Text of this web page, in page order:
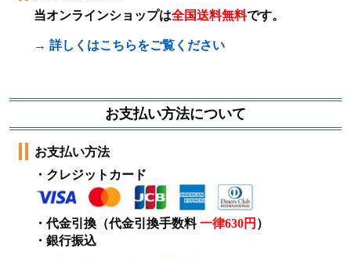
当オンラインショップは全国送料無料です。
→ 詳しくはこちらをご覧ください
お支払い方法について
お支払い方法
・クレジットカード
・代金引換（代金引換手数料一律630円 ）
・銀行振込